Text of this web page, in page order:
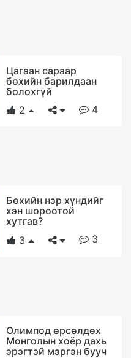
Цагаан сараар
бөхийн барилдаан
болохгүй
2
4
Бөхийн нэр хүндийг
хэн шороотой
хутгав?
3
3
Олимпод өрсөлдөх
Монголын хоёр дахь
эрэгтэй мэргэн бууч